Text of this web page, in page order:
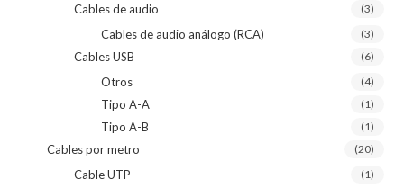
Cables de audio (3)
Cables de audio análogo (RCA) (3)
Cables USB (6)
Otros (4)
Tipo A-A (1)
Tipo A-B (1)
Cables por metro (20)
Cable UTP (1)